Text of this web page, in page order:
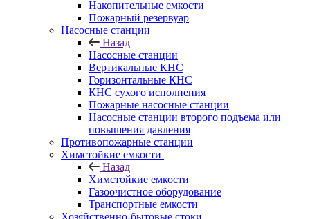
Накопительные емкости
Пожарный резервуар
Насосные станции
Назад
Насосные станции
Вертикальные КНС
Горизонтальные КНС
КНС сухого исполнения
Пожарные насосные станции
Насосные cтанции второго подъема или
повышения давления
Противопожарные станции
Химстойкие емкости
Назад
Химстойкие емкости
Газоочистное оборудование
Транспортные емкости
Хозяйственно-бытовые стоки